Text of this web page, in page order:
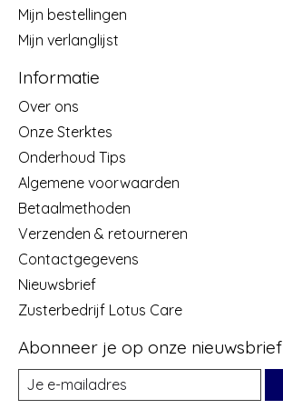
Mijn bestellingen
Mijn verlanglijst
Informatie
Over ons
Onze Sterktes
Onderhoud Tips
Algemene voorwaarden
Betaalmethoden
Verzenden & retourneren
Contactgegevens
Nieuwsbrief
Zusterbedrijf Lotus Care
Abonneer je op onze nieuwsbrief